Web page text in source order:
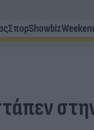
ΣπορShowbiz